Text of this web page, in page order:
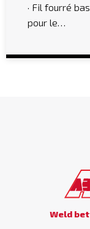
· Fil fourré
pour le…
Weld